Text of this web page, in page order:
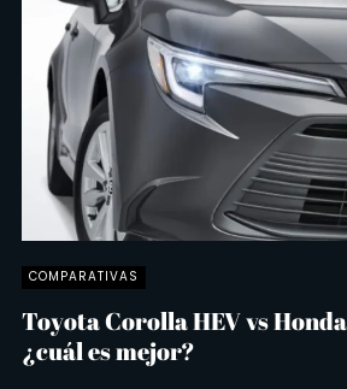
COMPARATIVAS
Toyota Corolla HEV vs
¿cuál es mejor?